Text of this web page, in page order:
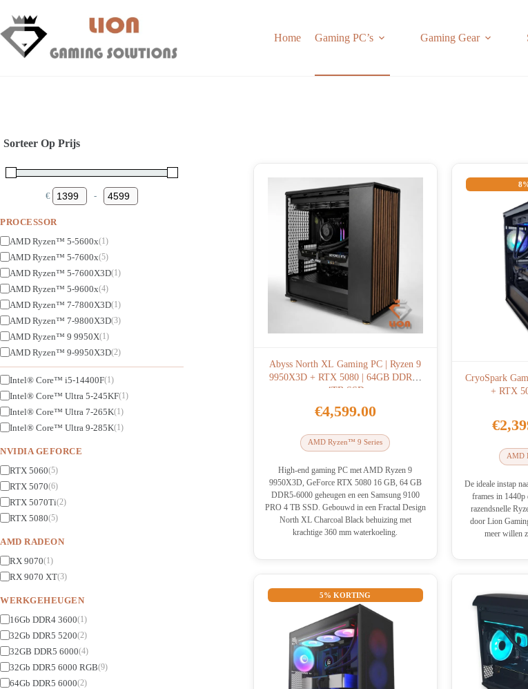
content
Home Gaming PC’s Gaming Gear
Abyss North XL Gaming PC | Ryzen 9
9950X3D + RTX 5080 | 64GB DDR5 |
4TB SSD
€4,599.00
AMD Ryzen™ 9 Series
High-end gaming PC met AMD Ryzen 9
9950X3D, GeForce RTX 5080 16 GB, 64 GB
DDR5-6000 geheugen en een Samsung 9100
PRO 4 TB SSD. Gebouwd in een Fractal Design
North XL Charcoal Black behuizing met
krachtige 360 mm waterkoeling.
CryoSpark
+ RTX
€
AMD
De ideale instap
frames in 1440p
razendsnelle
door Lion
meer willen
5% KORTING
Sorteer Op Prijs
€ Minimum Price
-Maximum Price
PROCESSOR
AMD Ryzen™ 5-5600x(1)
AMD Ryzen™ 5-7600x(5)
AMD Ryzen™ 5-7600X3D(1)
AMD Ryzen™ 5-9600x(4)
AMD Ryzen™ 7-7800X3D(1)
AMD Ryzen™ 7-9800X3D(3)
AMD Ryzen™ 9 9950X(1)
AMD Ryzen™ 9-9950X3D(2)
Intel® Core™ i5-14400F(1)
Intel® Core™ Ultra 5-245KF(1)
Intel® Core™ Ultra 7-265K(1)
Intel® Core™ Ultra 9-285K(1)
NVIDIA GEFORCE
RTX 5060(5)
RTX 5070(6)
RTX 5070Ti(2)
RTX 5080(5)
AMD RADEON
RX 9070(1)
RX 9070 XT(3)
WERKGEHEUGEN
16Gb DDR4 3600(1)
32Gb DDR5 5200(2)
32GB DDR5 6000(4)
32Gb DDR5 6000 RGB(9)
64Gb DDR5 6000(2)